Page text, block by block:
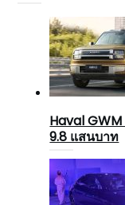
Haval
9.8 แสนบาท